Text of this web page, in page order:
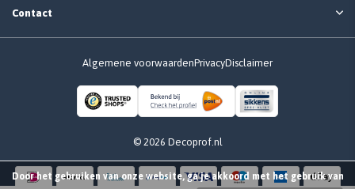
Contact
Algemene voorwaardenPrivacyDisclaimer
© 2026 Decoprof.nl
Door het gebruiken van onze website, ga je akkoord met het gebruik van